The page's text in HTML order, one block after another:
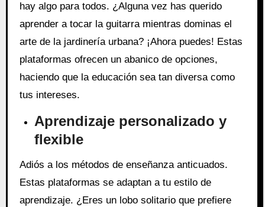
hay algo para todos. ¿Alguna vez has querido
aprender a tocar la guitarra mientras dominas el
arte de la jardinería urbana? ¡Ahora puedes! Estas
plataformas ofrecen un abanico de opciones,
haciendo que la educación sea tan diversa como
tus intereses.
Aprendizaje personalizado y
flexible
Adiós a los métodos de enseñanza anticuados.
Estas plataformas se adaptan a tu estilo de
aprendizaje. ¿Eres un lobo solitario que prefiere